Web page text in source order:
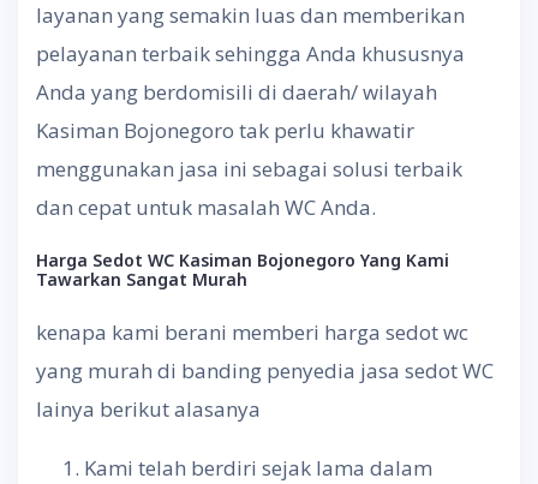
layanan yang semakin luas dan memberikan
pelayanan terbaik sehingga Anda khususnya
Anda yang berdomisili di daerah/ wilayah
Kasiman Bojonegoro tak perlu khawatir
menggunakan jasa ini sebagai solusi terbaik
dan cepat untuk masalah WC Anda.
Harga Sedot WC Kasiman Bojonegoro Yang Kami
Tawarkan Sangat Murah
kenapa kami berani memberi harga sedot wc
yang murah di banding penyedia jasa sedot WC
lainya berikut alasanya
Kami telah berdiri sejak lama dalam